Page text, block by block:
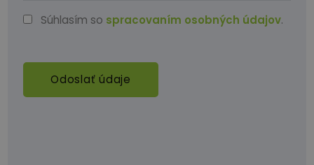
Súhlasím so spracovaním osobných údajov.
Odoslať údaje